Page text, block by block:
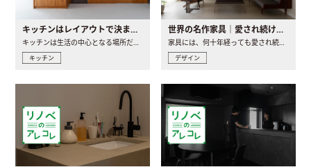
キッチンはレイアウトで決まる。後悔しないための考え方と選び方
キッチンは生活の中心となる場所だからこそ、家の中のどこに置..
キッチン
世界の名作家具｜愛され続ける理由と一生モノとの出会い方
家具には、何十年経っても愛され続ける「名作」と呼ばれるもの..
デザイン